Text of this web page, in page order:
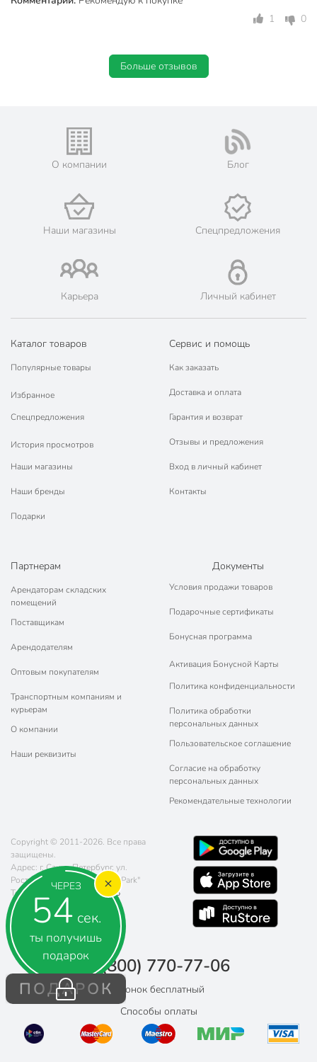
ЧЕРЕЗ
53 сек.
ты получишь
подарок
ПОДАРОК
1
0
Больше отзывов
О компании Блог
Наши магазины Спецпредложения
Карьера Личный кабинет
Каталог товаров
Популярные товары
Избранное
Спецпредложения
История просмотров
Наши магазины
Наши бренды
Подарки
Сервис и помощь
Как заказать
Доставка и оплата
Гарантия и возврат
Отзывы и предложения
Вход в личный кабинет
Контакты
Партнерам
Арендаторам складских
помещений
Поставщикам
Арендодателям
Оптовым покупателям
Транспортным компаниям и
курьерам
О компании
Наши реквизиты
Документы
Условия продажи товаров
Подарочные сертификаты
Бонусная программа
Активация Бонусной Карты
Политика конфиденциальности
Политика обработки
персональных данных
Пользовательское соглашение
Согласие на обработку
персональных данных
Рекомендательные технологии
Copyright © 2011-2026. Все права
защищены.
Адрес: г. Санкт-Петербург, ул.
Ростовская, 20, КДЦ "Green Park"
Телефон:
8 (800) 770-77-06
Почта:sales@poryadok.ru
8 (800) 770-77-06
Звонок бесплатный
Способы оплаты